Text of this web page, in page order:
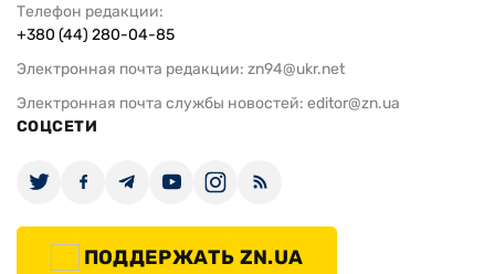
Телефон редакции:
+380 (44) 280-04-85
Электронная почта редакции: zn94@ukr.net
Электронная почта службы новостей: editor@zn.ua
СОЦСЕТИ
ПОДДЕРЖАТЬ ZN.UA